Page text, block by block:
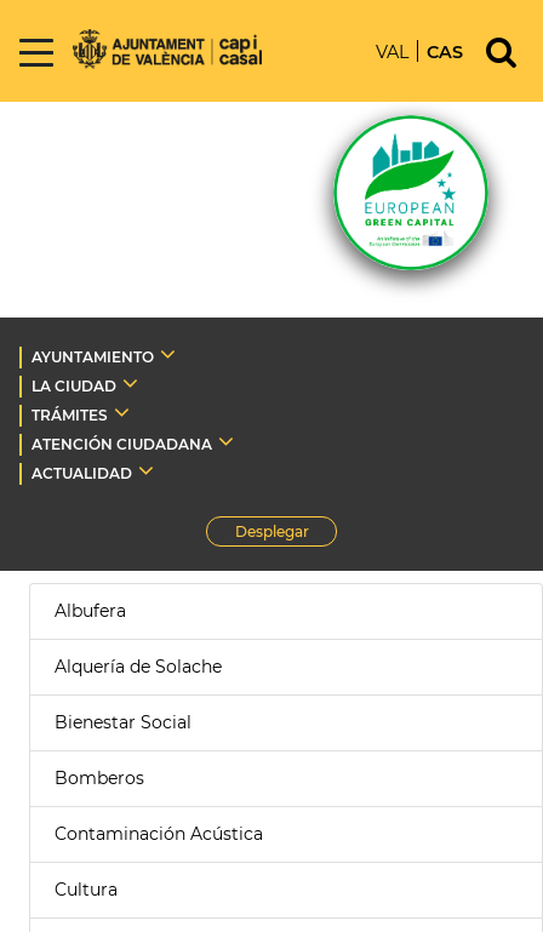
VAL CAS
AYUNTAMIENTO
LA CIUDAD
TRÁMITES
ATENCIÓN CIUDADANA
ACTUALIDAD
Desplegar
Albufera
Alquería de Solache
Bienestar Social
Bomberos
Contaminación Acústica
Cultura